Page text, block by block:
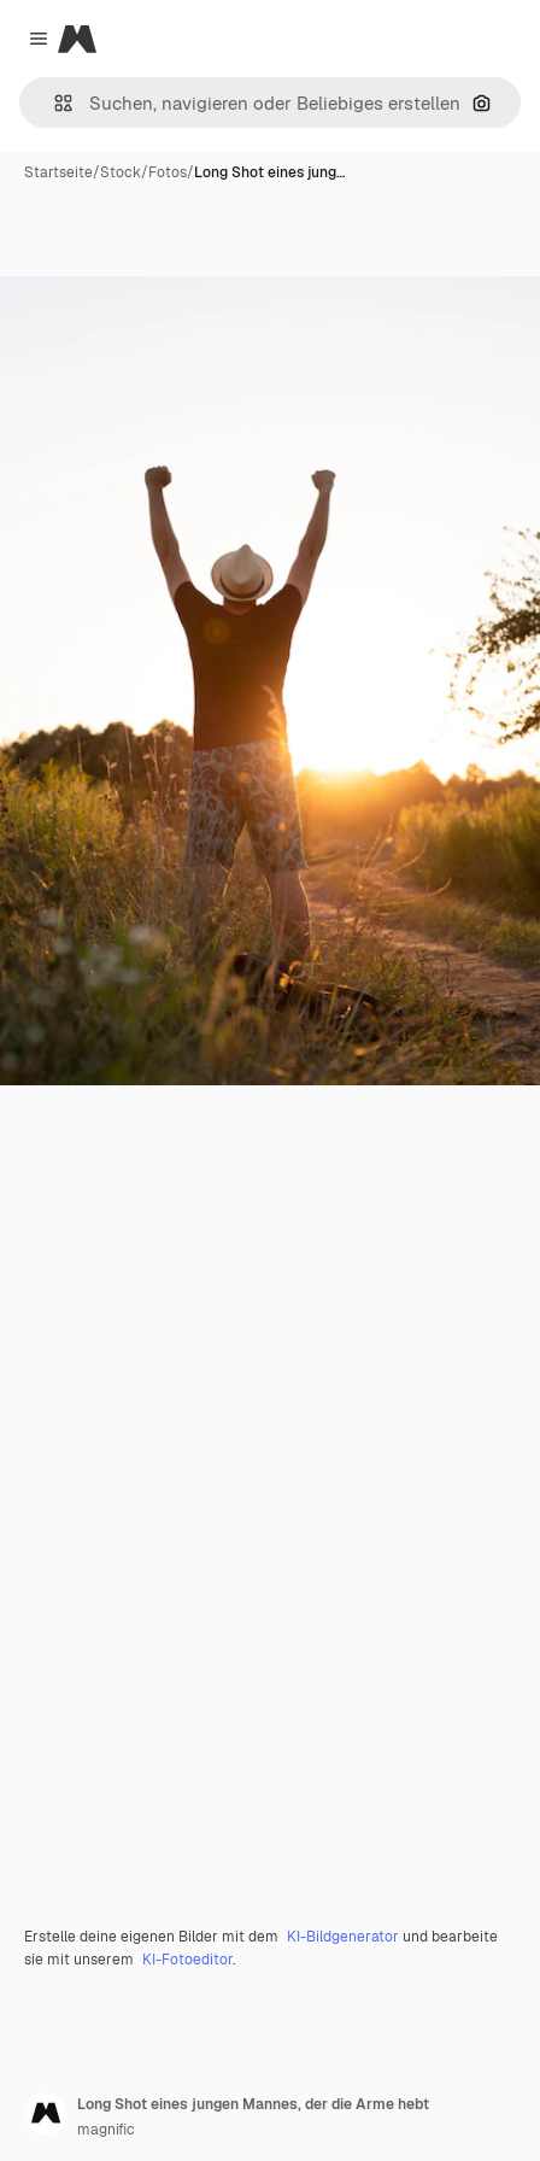
Close menu
Magnific
Nach
Startseite/Stock/Fotos/Long Shot eines jung…
Erstelle deine eigenen Bilder mit dem KI-Bildgenerator und bearbeite
sie mit unserem KI-Fotoeditor.
Long Shot eines jungen Mannes, der die Arme hebt
magnific